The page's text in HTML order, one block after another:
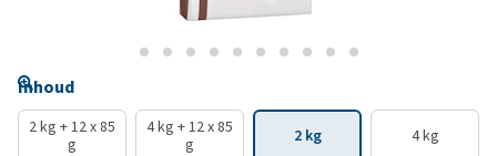
Inhoud
2 kg + 12 x 85
g
4 kg + 12 x 85
g
2 kg 4 kg